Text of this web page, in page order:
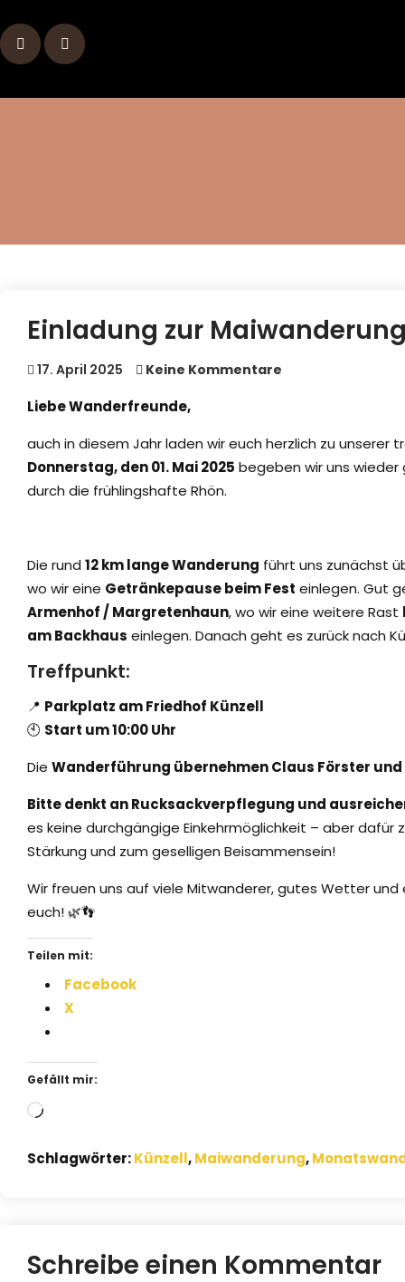
to
content
Einladung zur
17. April 2025 Keine Kommentare
Liebe Wanderfreunde,
auch in diesem Jahr laden wir euch herzlich zu unserer
Donnerstag, den 01. Mai 2025 begeben wir uns
durch die frühlingshafte Rhön.
Die rund 12 km lange Wanderung führt uns zunächst
wo wir eine Getränkepause beim Fest einlegen. Gut
Armenhof / Margretenhaun, wo wir eine weitere Rast
am Backhaus einlegen. Danach geht es zurück nach
Treffpunkt:
📍 Parkplatz am Friedhof Künzell
🕙 Start um 10:00 Uhr
Die Wanderführung übernehmen Claus Förster und
Bitte denkt an Rucksackverpflegung und
es keine durchgängige Einkehrmöglichkeit – aber
Stärkung und zum geselligen Beisammensein!
Wir freuen uns auf viele Mitwanderer, gutes Wetter
euch! 🌿👣
Teilen mit:
Facebook
X
Gefällt mir:
Wird
Schlagwörter:Künzell,Maiwanderung,
Schreibe einen Kommentar